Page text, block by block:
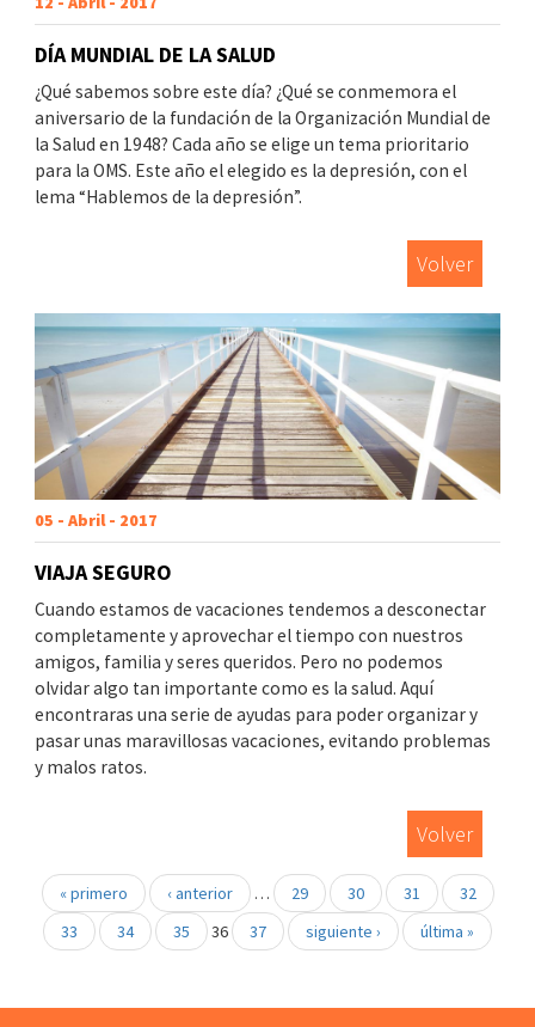
DÍA MUNDIAL DE LA SALUD
¿Qué sabemos sobre este día? ¿Qué se conmemora el
aniversario de la fundación de la Organización Mundial de
la Salud en 1948? Cada año se elige un tema prioritario
para la OMS. Este año el elegido es la depresión, con el
lema “Hablemos de la depresión”.
Volver
05 - Abril - 2017
VIAJA SEGURO
Cuando estamos de vacaciones tendemos a desconectar
completamente y aprovechar el tiempo con nuestros
amigos, familia y seres queridos. Pero no podemos
olvidar algo tan importante como es la salud. Aquí
encontraras una serie de ayudas para poder organizar y
pasar unas maravillosas vacaciones, evitando problemas
y malos ratos.
Volver
« primero ‹ anterior … 29 30 31
32
33
34 35 36 37 siguiente › última »